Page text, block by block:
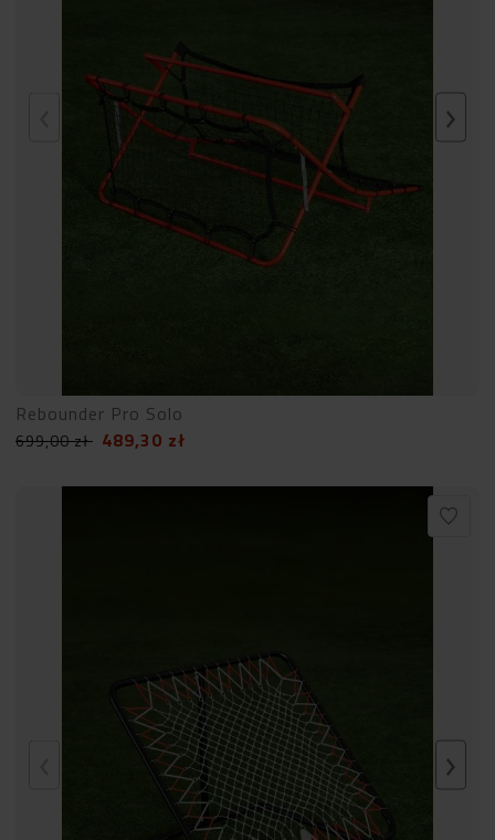
Rebounder Pro Solo
699,00zł 489,30 zł